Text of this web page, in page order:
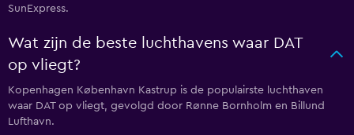
SunExpress.
Wat zijn de beste luchthavens waar DAT
op vliegt?
Kopenhagen København Kastrup is de populairste luchthaven
waar DAT op vliegt, gevolgd door Rønne Bornholm en Billund
Lufthavn.